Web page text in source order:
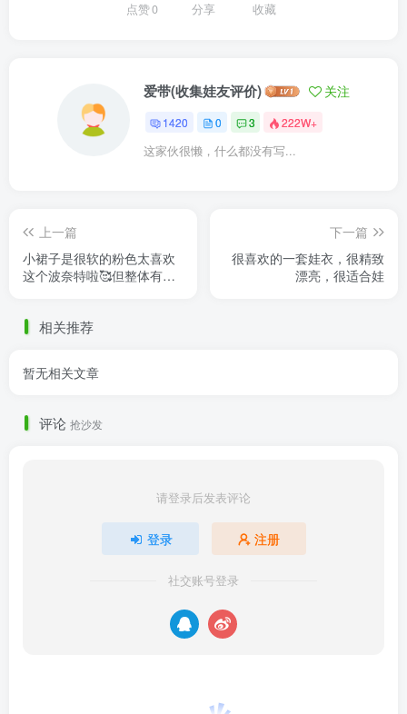
点赞0 分享 收藏
爱带(收集娃友评价) 关注
1420 0 3 222W+
这家伙很懒，什么都没有写...
上一篇
小裙子是很软的粉色太喜欢
这个波奈特啦🥰但整体有点
下一篇
很喜欢的一套娃衣，很精致
漂亮，很适合娃
相关推荐
暂无相关文章
评论 抢沙发
请登录后发表评论
登录 注册
社交账号登录